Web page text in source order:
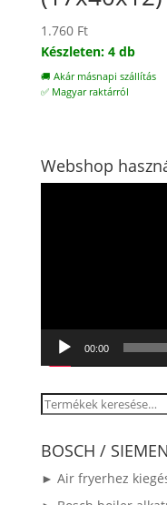
1.760 Ft
Készleten: 4 db
🚚 Akár másnapi szállítás
✅ Magyar raktárról
Webshop
00:00
Keresés
következőre:
BOSCH /
► Air fryerhez